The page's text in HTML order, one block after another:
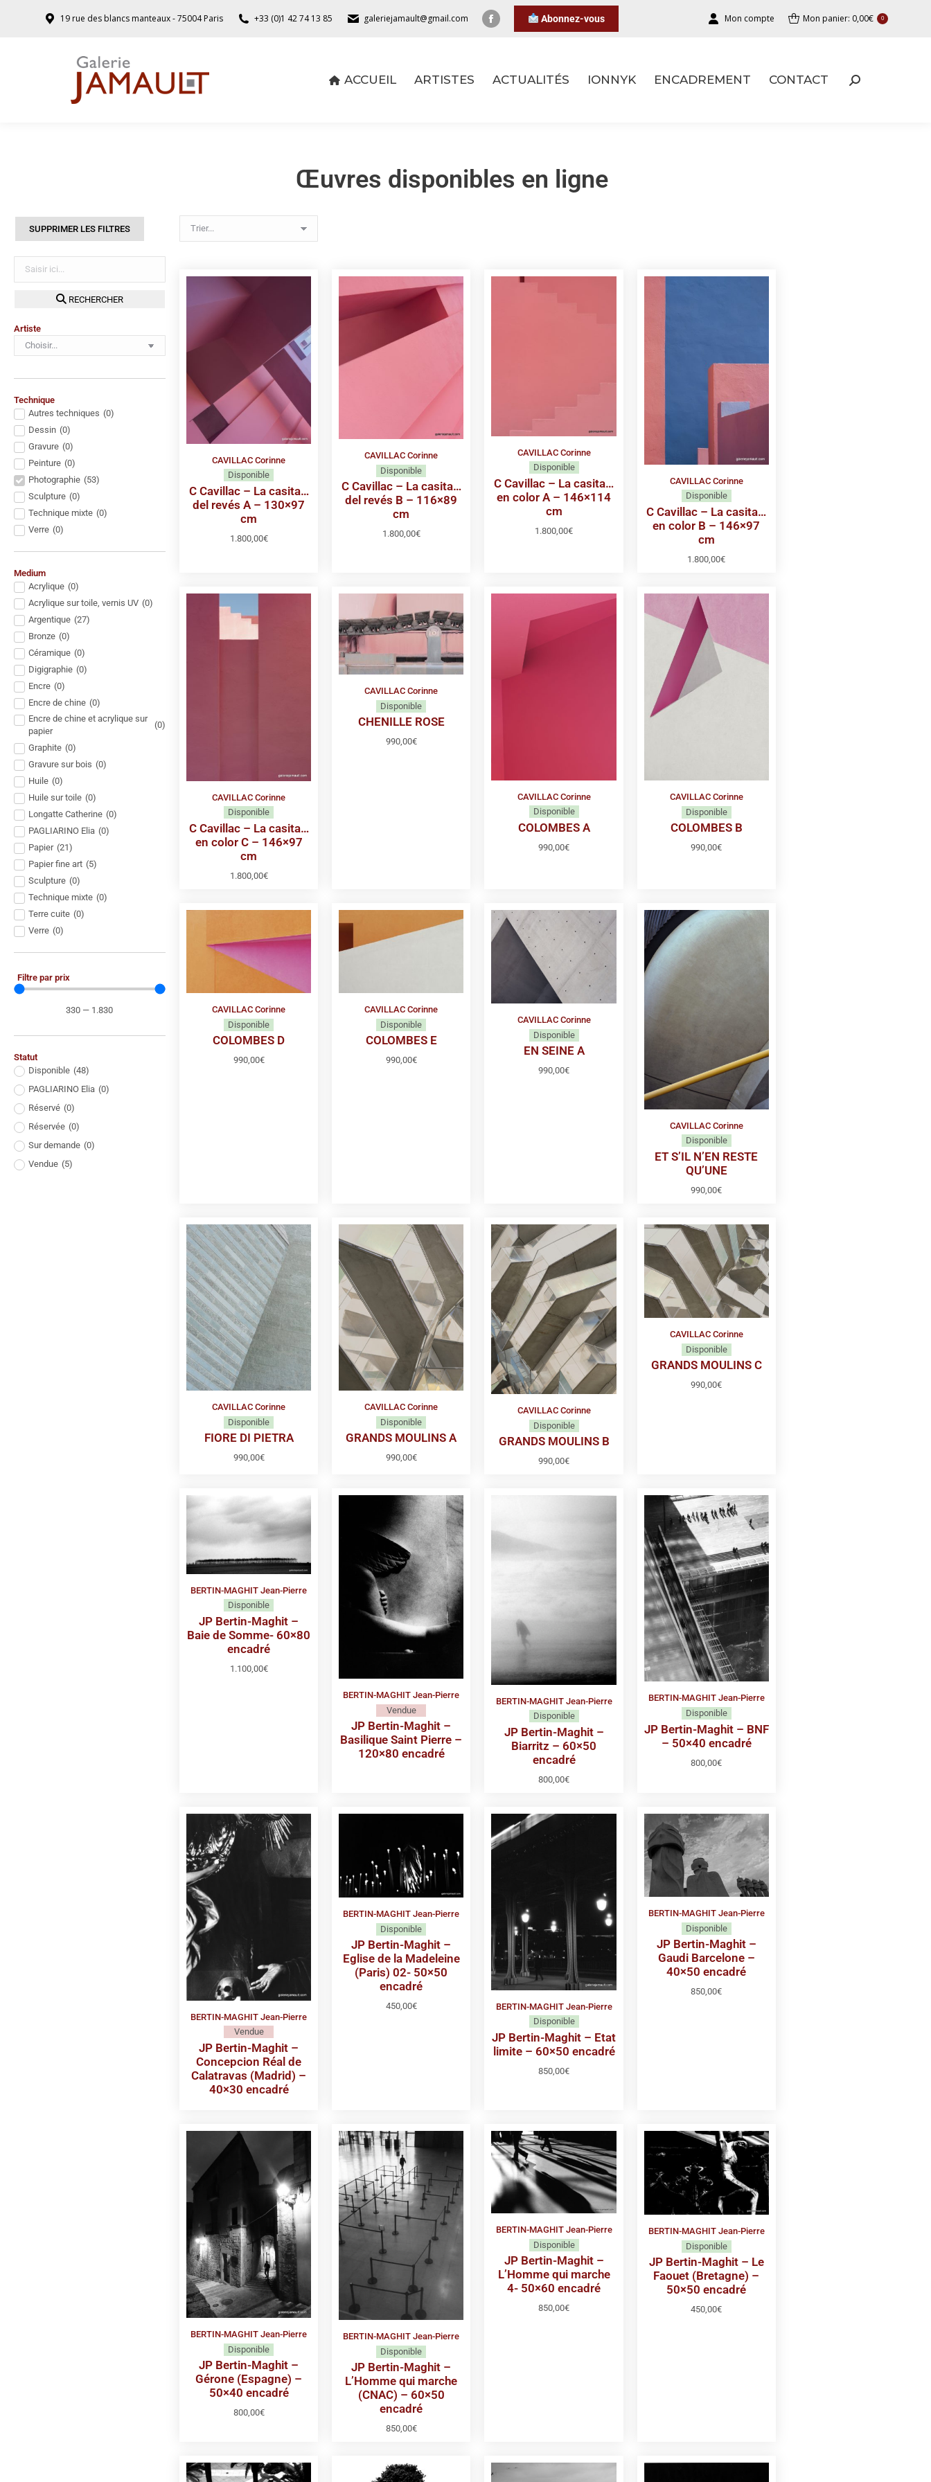
19 rue des blancs manteaux - 75004 Paris +33 (0)1 42 74 13 85 galeriejamault@gmail.com Abonnez-vous Mon compte Mon panier: 0,00€ 0
ACCUEIL ARTISTES ACTUALITÉS IONNYK ENCADREMENT CONTACT
Œuvres disponibles en ligne
SUPPRIMER LES FILTRES
RECHERCHER
Artiste
Technique
Autres techniques (0)
Dessin (0)
Gravure (0)
Peinture (0)
Photographie (53)
Sculpture (0)
Technique mixte (0)
Verre (0)
Medium
Acrylique (0)
Acrylique sur toile, vernis UV (0)
Argentique (27)
Bronze (0)
Céramique (0)
Digigraphie (0)
Encre (0)
Encre de chine (0)
Encre de chine et acrylique sur
papier
(0)
Graphite (0)
Gravure sur bois (0)
Huile (0)
Huile sur toile (0)
Longatte Catherine (0)
PAGLIARINO Elia (0)
Papier (21)
Papier fine art (5)
Sculpture (0)
Technique mixte (0)
Terre cuite (0)
Verre (0)
Filtre par prix
330 — 1.830
Statut
Disponible (48)
PAGLIARINO Elia (0)
Réservé (0)
Réservée (0)
Sur demande (0)
Vendue (5)
CAVILLAC Corinne
Disponible
C Cavillac – La casita…
del revés A – 130×97
cm
1.800,00€
CAVILLAC Corinne
Disponible
C Cavillac – La casita…
del revés B – 116×89
cm
1.800,00€
CAVILLAC Corinne
Disponible
C Cavillac – La casita…
en color A – 146×114
cm
1.800,00€
CAVILLAC Corinne
Disponible
C Cavillac – La casita…
en color B – 146×97
cm
1.800,00€
CAVILLAC Corinne
Disponible
C Cavillac – La casita…
en color C – 146×97
cm
1.800,00€
CAVILLAC Corinne
Disponible
CHENILLE ROSE
990,00€
CAVILLAC Corinne
Disponible
COLOMBES A
990,00€
CAVILLAC Corinne
Disponible
COLOMBES B
990,00€
CAVILLAC Corinne
Disponible
COLOMBES D
990,00€
CAVILLAC Corinne
Disponible
COLOMBES E
990,00€
CAVILLAC Corinne
Disponible
EN SEINE A
990,00€
CAVILLAC Corinne
Disponible
ET S’IL N’EN RESTE
QU’UNE
990,00€
CAVILLAC Corinne
Disponible
FIORE DI PIETRA
990,00€
CAVILLAC Corinne
Disponible
GRANDS MOULINS A
990,00€
CAVILLAC Corinne
Disponible
GRANDS MOULINS B
990,00€
CAVILLAC Corinne
Disponible
GRANDS MOULINS C
990,00€
BERTIN-MAGHIT Jean-Pierre
Disponible
JP Bertin-Maghit –
Baie de Somme- 60×80
encadré
1.100,00€
BERTIN-MAGHIT Jean-Pierre
Vendue
JP Bertin-Maghit –
Basilique Saint Pierre –
120×80 encadré
BERTIN-MAGHIT Jean-Pierre
Disponible
JP Bertin-Maghit –
Biarritz – 60×50
encadré
800,00€
BERTIN-MAGHIT Jean-Pierre
Disponible
JP Bertin-Maghit – BNF
– 50×40 encadré
800,00€
BERTIN-MAGHIT Jean-Pierre
Vendue
JP Bertin-Maghit –
Concepcion Réal de
Calatravas (Madrid) –
40×30 encadré
BERTIN-MAGHIT Jean-Pierre
Disponible
JP Bertin-Maghit –
Eglise de la Madeleine
(Paris) 02- 50×50
encadré
450,00€
BERTIN-MAGHIT Jean-Pierre
Disponible
JP Bertin-Maghit – Etat
limite – 60×50 encadré
850,00€
BERTIN-MAGHIT Jean-Pierre
Disponible
JP Bertin-Maghit –
Gaudi Barcelone –
40×50 encadré
850,00€
BERTIN-MAGHIT Jean-Pierre
Disponible
JP Bertin-Maghit –
Gérone (Espagne) –
50×40 encadré
800,00€
BERTIN-MAGHIT Jean-Pierre
Disponible
JP Bertin-Maghit –
L’Homme qui marche
(CNAC) – 60×50
encadré
850,00€
BERTIN-MAGHIT Jean-Pierre
Disponible
JP Bertin-Maghit –
L’Homme qui marche
4- 50×60 encadré
850,00€
BERTIN-MAGHIT Jean-Pierre
Disponible
JP Bertin-Maghit – Le
Faouet (Bretagne) –
50×50 encadré
450,00€